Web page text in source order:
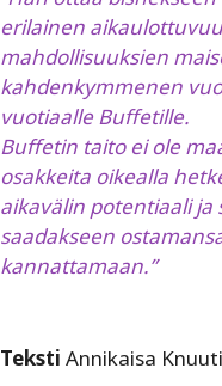
erilainen
mahdollisuuksien
kahdenkymmenen
vuotiaalle Buffetille.
Buffetin taito ei ole
osakkeita oikealla
aikavälin potentiaali ja
saadakseen
kannattamaan.”
Teksti Annikaisa